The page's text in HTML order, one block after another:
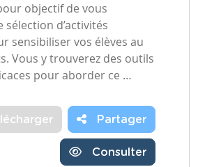
objectif de vous
d’activités
sensibiliser vos élèves au
Vous y trouverez des outils
pour aborder ce …
Partager
Consulter